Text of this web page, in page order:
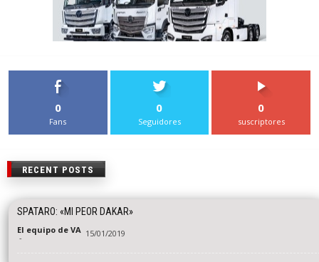
0
Fans
0
Seguidores
0
suscriptores
RECENT POSTS
SPATARO: «MI PEOR DAKAR»
El equipo de VA
- 15/01/2019